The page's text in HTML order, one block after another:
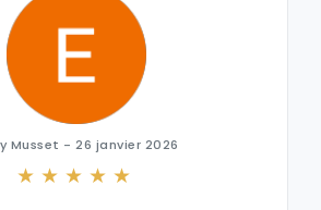
Musset - 26 janvier 2026